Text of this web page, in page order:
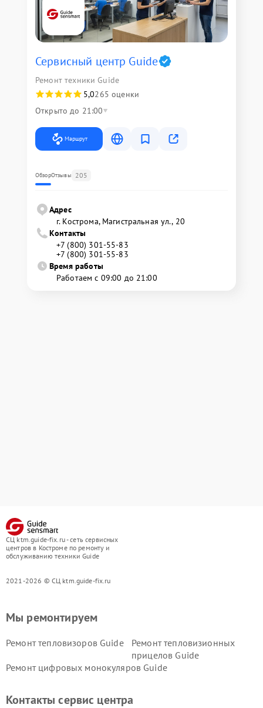
Сервисный центр Guide
Ремонт техники Guide
5,0265 оценки
Открыто до 21:00
Маршрут
ОбзорОтзывы 205
Адрес
г. Кострома, Магистральная ул., 20
Контакты
+7 (800) 301-55-83
+7 (800) 301-55-83
Время работы
Работаем с 09:00 до 21:00
СЦ ktm.guide-fix.ru - сеть сервисных
центров в Костроме по ремонту и
обслуживанию техники Guide
2021-2026 © СЦ ktm.guide-fix.ru
Мы ремонтируем
Ремонт тепловизоров Guide
Ремонт тепловизионных
прицелов Guide
Ремонт цифровых монокуляров Guide
Контакты сервис центра